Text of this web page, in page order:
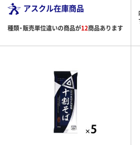
アスクル在庫商品
種類・販売単位違いの商品が12商品あります